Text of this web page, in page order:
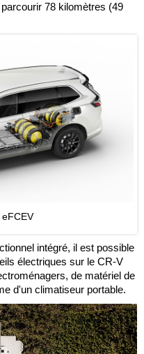
78 kilomètres (49
intégré, il est possible
électriques sur le CR-V
de matériel de
d'un climatiseur portable.